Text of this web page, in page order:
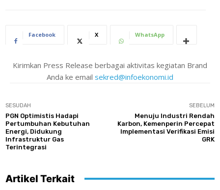
Facebook X WhatsApp
Kirimkan Press Release berbagai aktivitas kegiatan Brand
Anda ke email sekred@infoekonomi.id
SESUDAH
PGN Optimistis Hadapi
Pertumbuhan Kebutuhan
Energi, Didukung
Infrastruktur Gas
Terintegrasi
SEBELUM
Menuju Industri Rendah
Karbon, Kemenperin Percepat
Implementasi Verifikasi Emisi
GRK
Artikel Terkait